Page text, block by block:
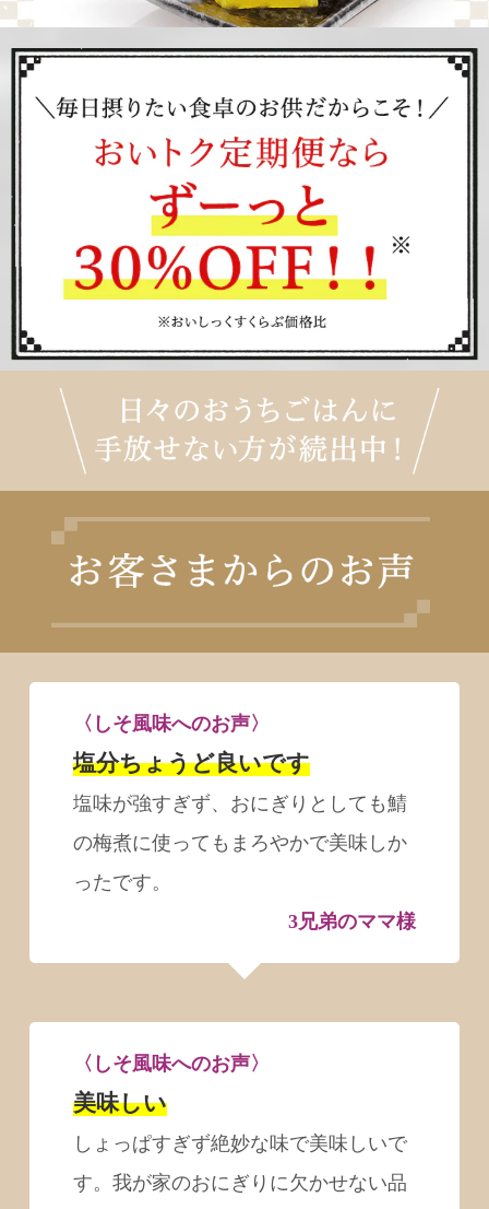
〈しそ風味へのお声〉
塩分ちょうど良いです
塩味が強すぎず、おにぎりとしても鯖
の梅煮に使ってもまろやかで美味しか
ったです。
3兄弟のママ様
〈しそ風味へのお声〉
美味しい
しょっぱすぎず絶妙な味で美味しいで
す。我が家のおにぎりに欠かせない品